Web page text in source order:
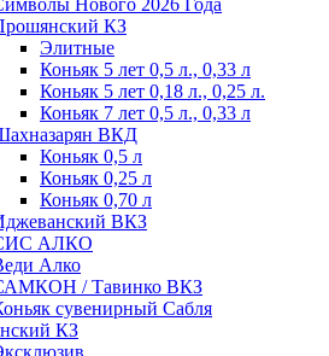
Нового 2026 Года
КЗ
Элитные
Коньяк 5 лет 0,5 л., 0,33 л
Коньяк 5 лет 0,18 л., 0,25 л.
Коньяк 7 лет 0,5 л., 0,33 л
ВКД
Коньяк 0,5 л
Коньяк 0,25 л
Коньяк 0,70 л
ВКЗ
АЛКО
Алко
/ Тавинко ВКЗ
сувенирный Сабля
КЗ